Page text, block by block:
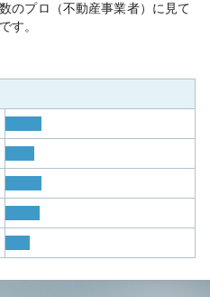
のプロ（不動産事業者）に見て
す。